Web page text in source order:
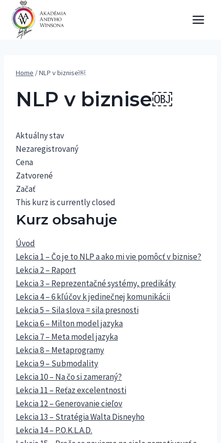
content
Home /NLP v biznise￼
NLP v biznise￼
Aktuálny stav
Nezaregistrovaný
Cena
Zatvorené
Začať
This kurz is currently closed
Kurz obsahuje
Úvod
Lekcia 1 – Čo je to NLP a ako mi vie pomôcť v biznise?
Lekcia 2 – Raport
Lekcia 3 – Reprezentačné systémy, predikáty
Lekcia 4 – 6 kľúčov k jedinečnej komunikácii
Lekcia 5 – Sila slova = sila presnosti
Lekcia 6 – Milton model jazyka
Lekcia 7 – Meta model jazyka
Lekcia 8 – Metaprogramy
Lekcia 9 – Submodality
Lekcia 10 – Na čo si zameraný?
Lekcia 11 – Reťaz excelentnosti
Lekcia 12 – Generovanie cieľov
Lekcia 13 – Stratégia Walta Disneyho
Lekcia 14 – P.O.K.L.A.D.